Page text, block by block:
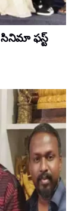
సినిమా ఫస్ట్